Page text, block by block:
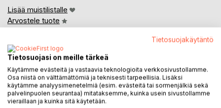
Lisää muistilistalle
Arvostele tuote
KUVAUS
Tietosuojakäytäntö
Tietosuojasi on meille tärkeä
Käytämme evästeitä ja vastaavia teknologioita verkkosivustollamme.
Osa niistä on välttämättömiä ja teknisesti tarpeellisia. Lisäksi
käytämme analyysimenetelmiä (esim. evästeitä tai sormenjälkiä sekä
palvelinpuolen seurantaa) mitataksemme, kuinka usein sivustollamme
vieraillaan ja kuinka sitä käytetään.